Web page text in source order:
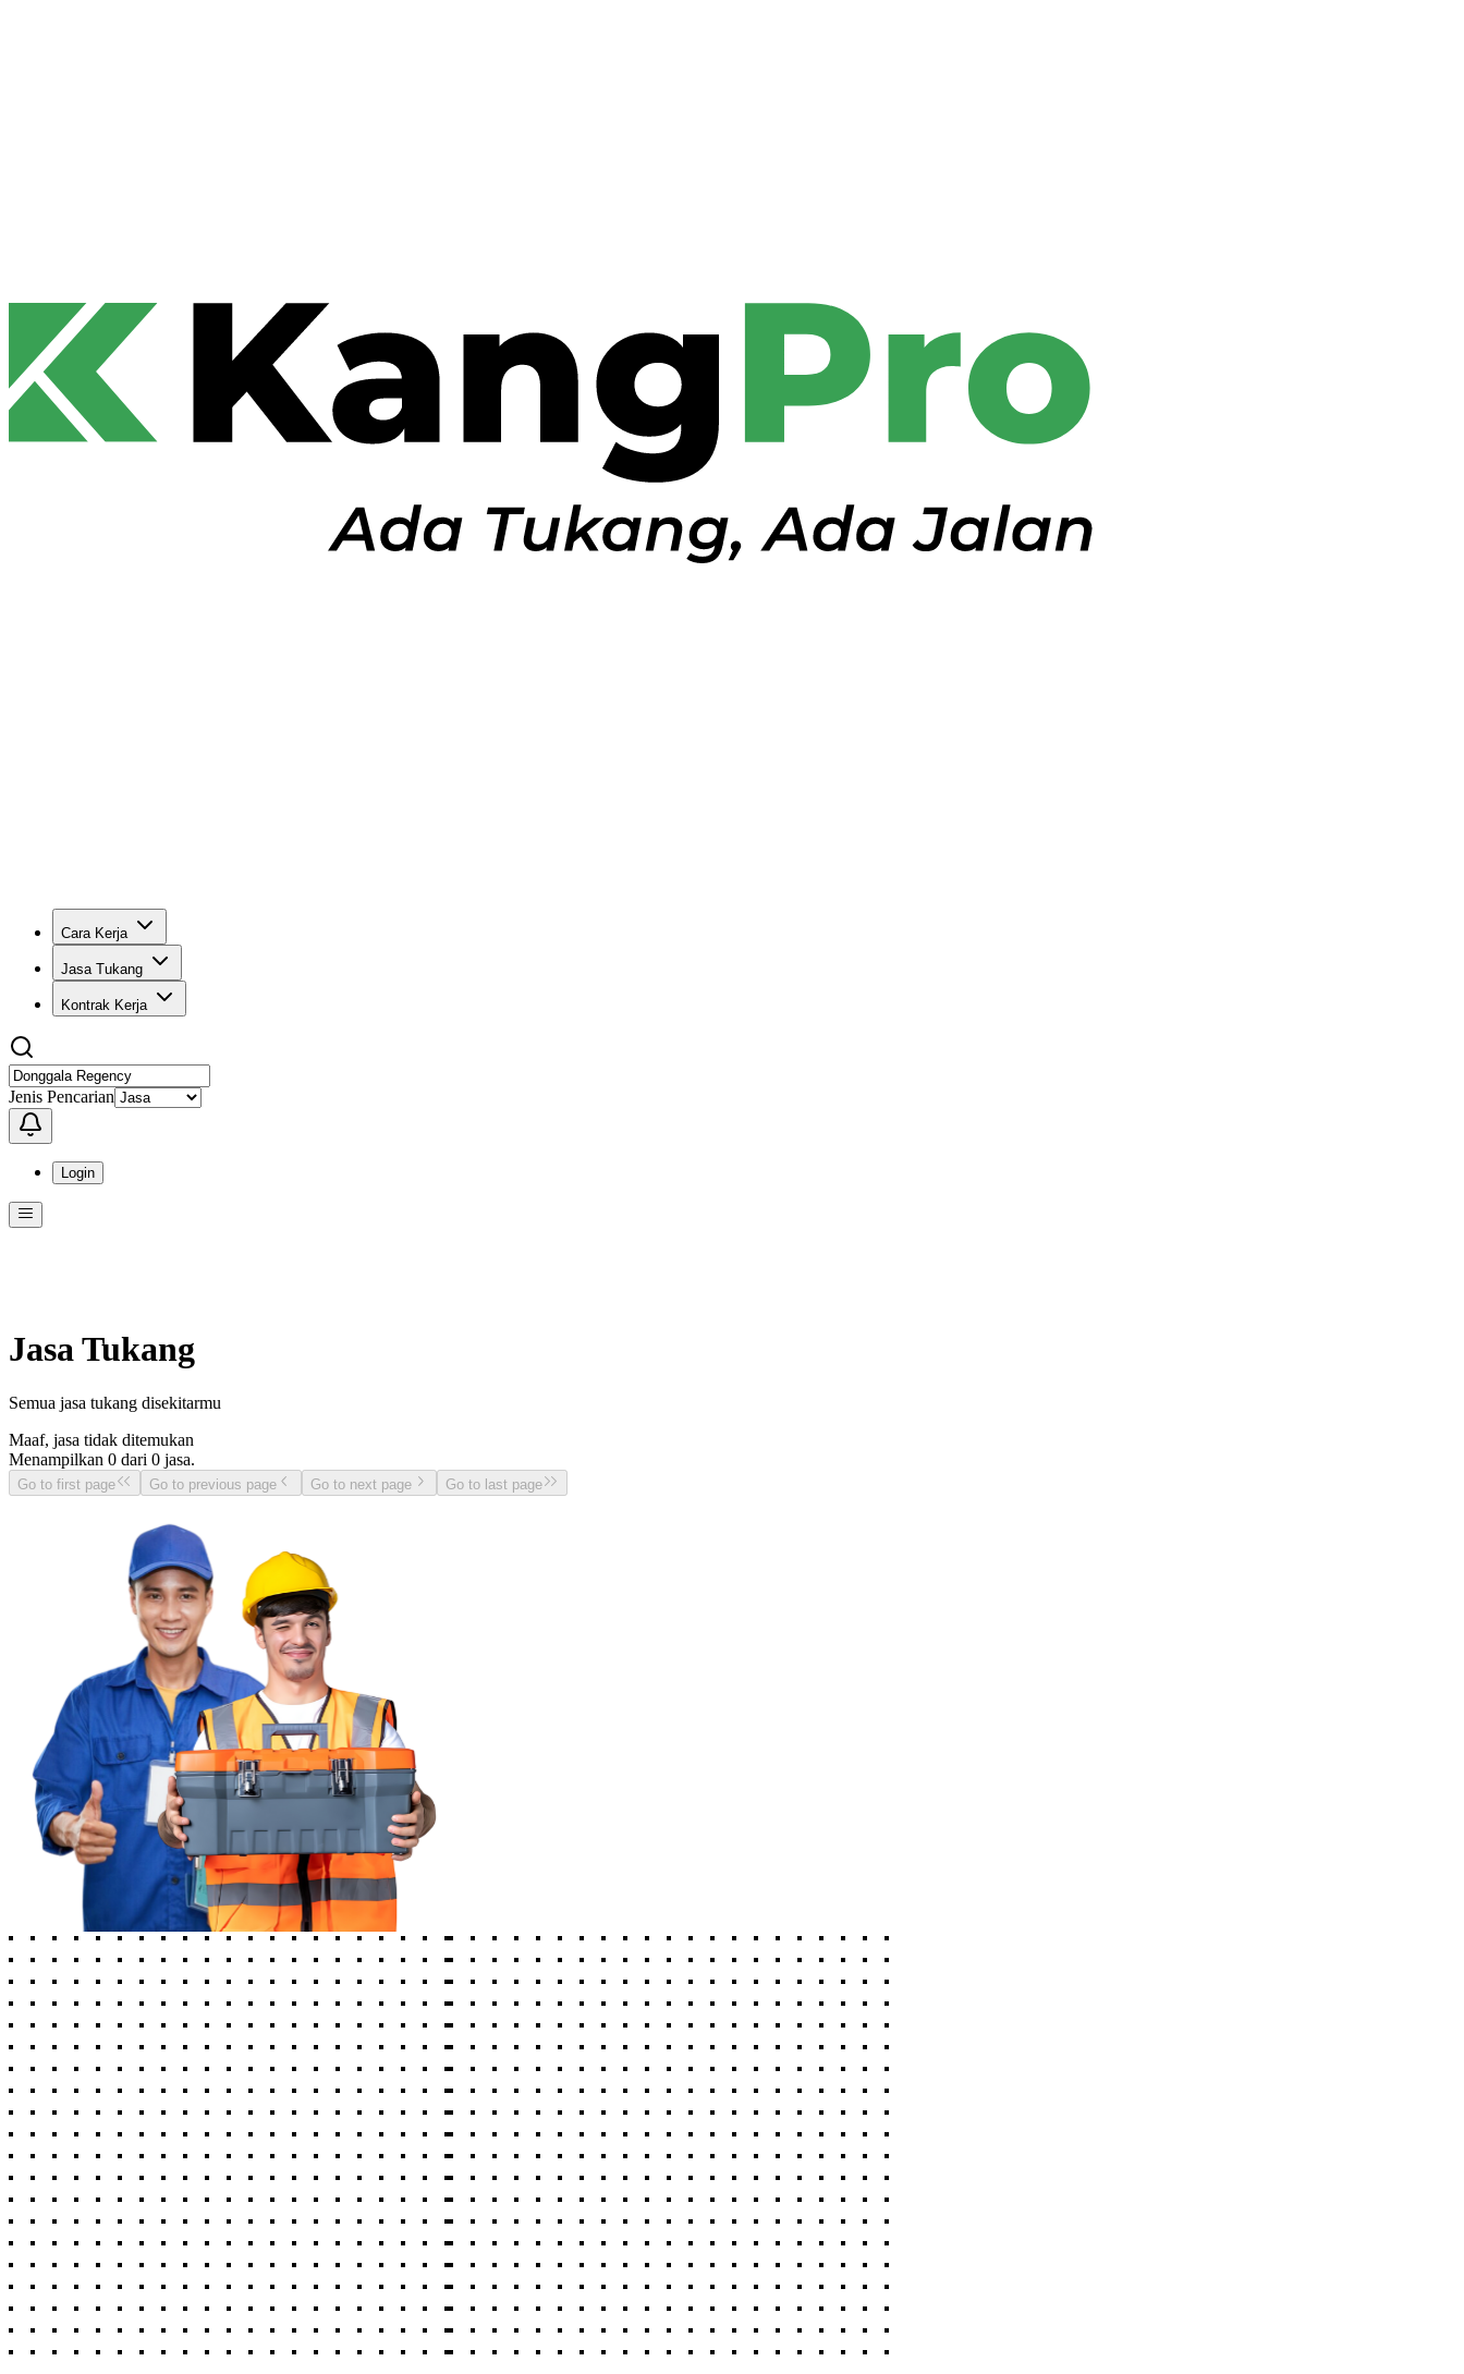
Cara Kerja
Jasa Tukang
Kontrak Kerja
Jenis Pencarian
Login
Jasa Tukang
Semua jasa tukang disekitarmu
Maaf, jasa tidak ditemukan
Menampilkan 0 dari 0 jasa.
Go to first page Go to previous page Go to next page Go to last page